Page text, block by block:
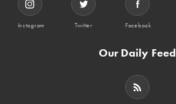
Instagram Twitter Facebook
Our Daily Feed